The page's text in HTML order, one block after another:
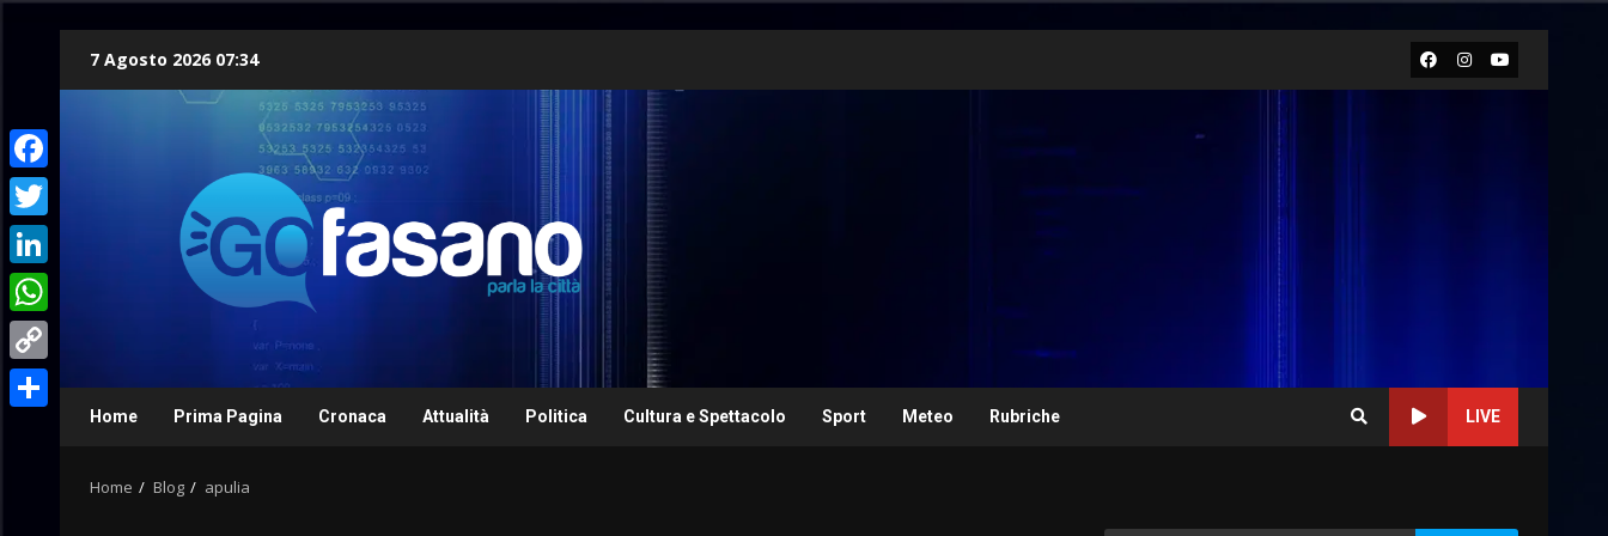
7 Agosto 2026 07:34 Facebook
Instagram
Youtube
Home Prima Pagina Cronaca Attualità Politica Cultura e Spettacolo Sport Meteo Rubriche LIVE
Home Blog apulia
Facebook
Twitter
LinkedIn
WhatsApp
Copy